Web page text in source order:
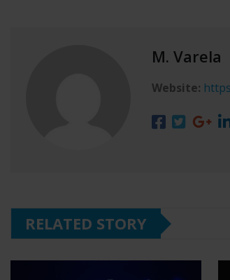
M. Varela
Website:
RELATED STORY